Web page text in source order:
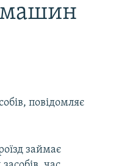
машин
повідомляє
займає